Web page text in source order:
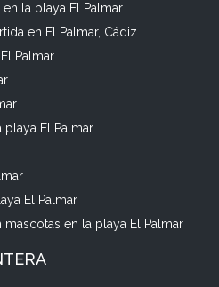
la playa El Palmar
en El Palmar, Cádiz
Palmar
El Palmar
El Palmar
en la playa El Palmar